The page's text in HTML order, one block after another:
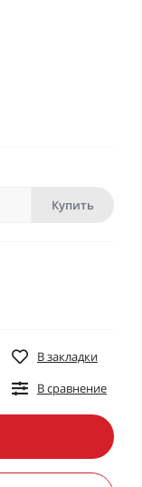
Купить
В закладки
В сравнение